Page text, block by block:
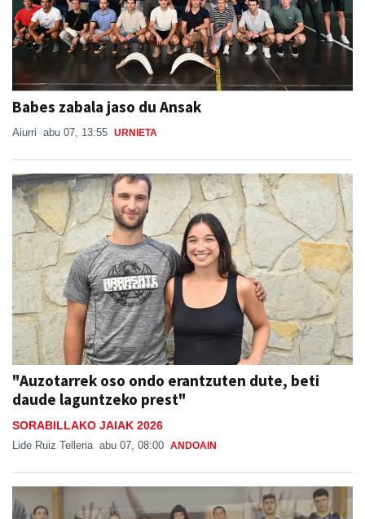
Babes zabala jaso du Ansak
Aiurri abu 07, 13:55 URNIETA
"Auzotarrek oso ondo erantzuten dute, beti
daude laguntzeko prest"
SORABILLAKO JAIAK 2026
Lide Ruiz Telleria abu 07, 08:00 ANDOAIN